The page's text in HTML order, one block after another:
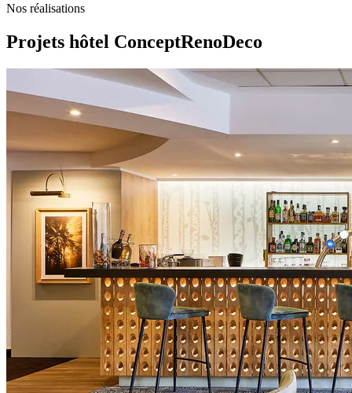
Nos réalisations
Projets hôtel ConceptRenoDeco